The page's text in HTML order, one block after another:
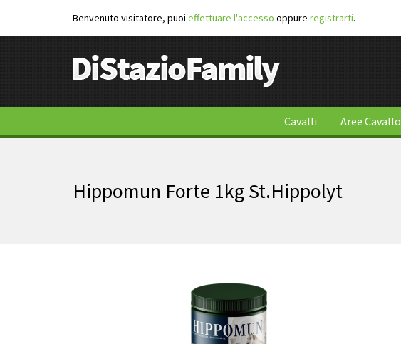
Benvenuto visitatore, puoi effettuare l'accesso oppure registrarti.
Cavalli Aree Cavallo
Hippomun Forte 1kg St.Hippolyt